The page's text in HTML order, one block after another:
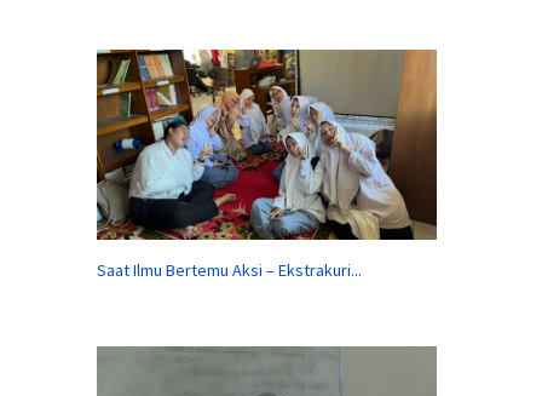
Saat Ilmu Bertemu Aksi – Ekstrakuri...